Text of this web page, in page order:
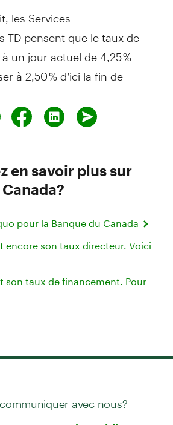
les Services
TD pensent que le taux de
un jour actuel de 4,25 %
à 2,50 % d’ici la fin de
en savoir plus sur
pour la Banque du Canada
encore son taux directeur. Voici
son taux de financement. Pour
avec nous?